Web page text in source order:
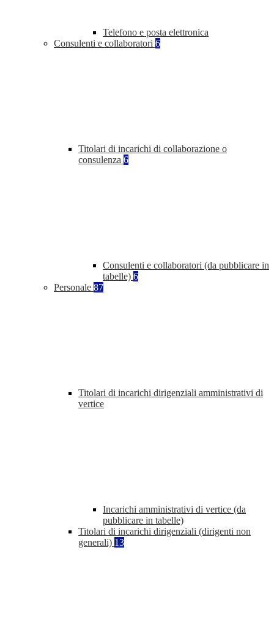
Telefono e posta elettronica
Consulenti e collaboratori 6
Titolari di incarichi di collaborazione o
consulenza 6
Consulenti e collaboratori (da pubblicare in
tabelle) 6
Personale 87
Titolari di incarichi dirigenziali amministrativi di
vertice
Incarichi amministrativi di vertice (da
pubblicare in tabelle)
Titolari di incarichi dirigenziali (dirigenti non
generali) 13